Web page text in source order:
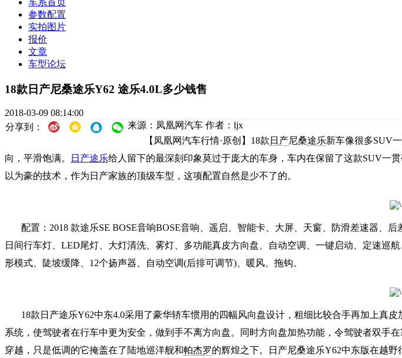
参数配置
实拍图片
报价
文章
车型论坛
18款日产尼桑途乐Y62 途乐4.0L多少钱售
2018-03-09 08:14:00
分享到：
来源：凤凰网汽车 作者：ljx
【凤凰网汽车行情·原创】18款 日产尼桑途乐新车像很多SUV
向，平滑饱满。
日产途乐给人留下的最深刻印象莫过于庞大的车身，车内在保留了这款SUV一
以为豪的技术，作为日产家族的顶级车型，这项配置自然是少不了的。
配置：2018 款途乐SE BOSE音响BOSE音响、遥启、智能卡、大屏、天窗、防滑差速器、
日间行车灯、LED尾灯、大灯清洗、雾灯、多功能真皮方向盘、自动空调、一键启动、定速
形模式、陡坡缓降、12个扬声器、自动空调(后排可调节)、暖风、拖钩。
18款日产途乐Y62中东4.0采用了豪华轿车惯用的四幅风向盘设计，粗细比较合手再加上真
系统，使驾驶者在行车中更为安全，做到手不离方向盘。同时方向盘加热功能，令驾驶者双手
穿越，只是低调的它掩盖在了陆地巡洋舰和帕杰罗的辉煌之下。日产尼桑途乐Y62中东版在越